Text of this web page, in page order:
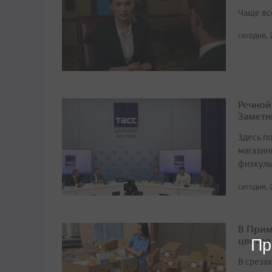
Чаще
сегодня,
Здесь
сегодня,
В
В